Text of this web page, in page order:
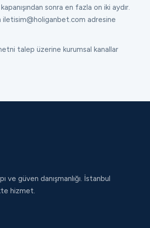
sonra en fazla on iki aydır.
iletisim@holiganbet.com adresine
talep üzerine kurumsal kanallar
ve güven danışmanlığı. İstanbul
hizmet.